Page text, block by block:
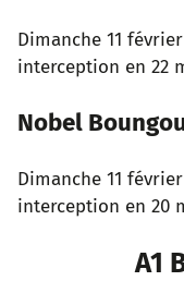
Dimanche 11
interception en 22
Nobel
Dimanche 11
interception en 20
A1